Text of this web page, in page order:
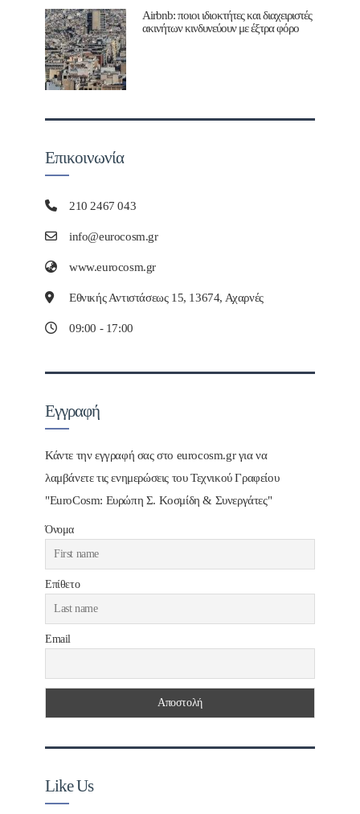
Airbnb: ποιοι ιδιοκτήτες και διαχειριστές
ακινήτων κινδυνεύουν με έξτρα φόρο
Επικοινωνία
210 2467 043
info@eurocosm.gr
www.eurocosm.gr
Εθνικής Αντιστάσεως 15, 13674, Αχαρνές
09:00 - 17:00
Εγγραφή
Κάντε την εγγραφή σας στο eurocosm.gr για να
λαμβάνετε τις ενημερώσεις του Τεχνικού Γραφείου
"EuroCosm: Ευρώπη Σ. Κοσμίδη & Συνεργάτες"
Όνομα
Επίθετο
Email
Like Us